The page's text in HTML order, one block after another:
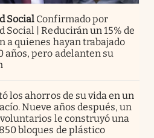
Social Confirmado por
Social | Reducirán un 15% de
a quienes hayan trabajado
años, pero adelanten su
los ahorros de su vida en un
Nueve años después, un
le construyó una
bloques de plástico